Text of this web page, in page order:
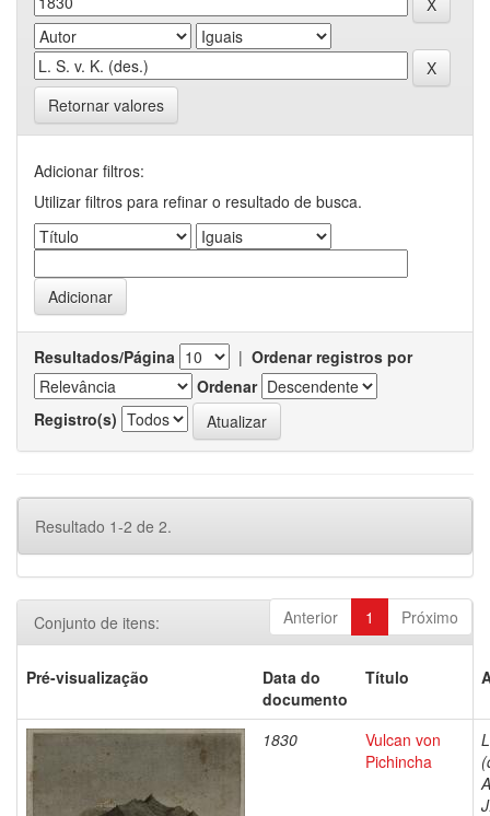
Retornar valores
Adicionar filtros:
Utilizar filtros para refinar o resultado de busca.
Resultados/Página | Ordenar registros por
Ordenar
Registro(s)
Resultado 1-2 de 2.
Anterior 1 Próximo
Conjunto de itens:
Pré-visualização
Data do
documento
Título
1830
Vulcan von
Pichincha